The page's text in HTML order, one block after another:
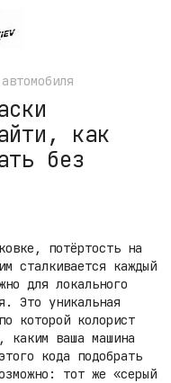
как
без
потёртость на
сталкивается каждый
для локального
Это уникальная
которой колорист
каким ваша машина
кода подобрать
тот же «серый